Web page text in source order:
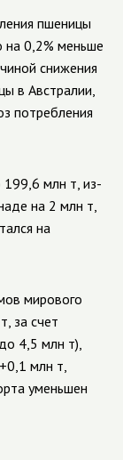
пшеницы
на 0,2% меньше
снижения
в Австралии,
потребления
млн т, из-
на 2 млн т,
на
мирового
за счет
4,5 млн т),
млн т,
уменьшен